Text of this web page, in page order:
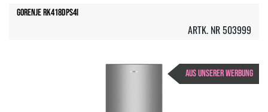
Gorenje RK418DPS4I
ARTK. NR 503999
AUS UNSERER WERBUNG